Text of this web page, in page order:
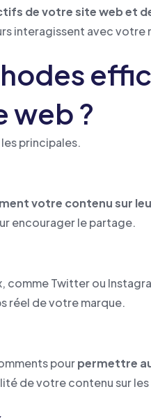
de votre site web et
interagissent avec
web ?
principales.
votre contenu sur
encourager le partage.
comme Twitter ou
réel de votre marque.
pourpermettre
de votre contenu sur